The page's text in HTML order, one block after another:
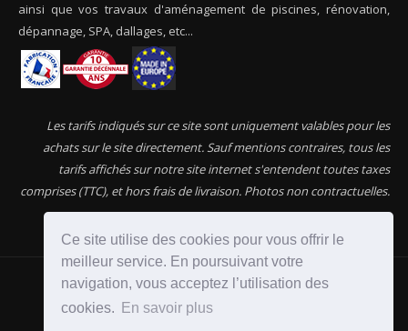
Ce site utilise des cookies pour vous offrir le
meilleur service. En poursuivant votre
navigation, vous acceptez l’utilisation des
cookies.
En savoir plus
ainsi que vos travaux d'aménagement de piscines, rénovation,
dépannage, SPA, dallages, etc...
Les tarifs indiqués sur ce site sont uniquement valables pour les
achats sur le site directement. Sauf mentions contraires, tous les
tarifs affichés sur notre site internet s'entendent toutes taxes
comprises (TTC), et hors frais de livraison. Photos non contractuelles.
2017 © PACTE-PISCINES.FR